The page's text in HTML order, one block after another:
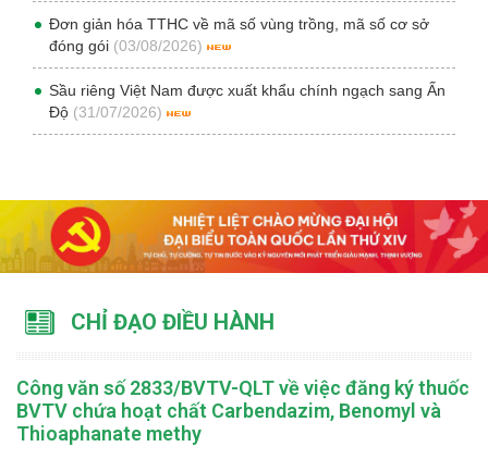
Đơn giản hóa TTHC về mã số vùng trồng, mã số cơ sở
đóng gói (03/08/2026)
Sầu riêng Việt Nam được xuất khẩu chính ngạch sang Ấn
Độ (31/07/2026)
CHỈ ĐẠO ĐIỀU HÀNH
Công văn số 2833/BVTV-QLT về việc đăng ký thuốc
BVTV chứa hoạt chất Carbendazim, Benomyl và
Thioaphanate methy